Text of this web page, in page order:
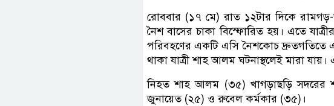
রোববার (১৭ মে) রাত ১২টার দিকে রামগড়-
নৈশ বাসের চাকা বিস্ফোরিত হয়। এতে
পরিবহণের একটি এসি নৈশকোচ দ্রুতগতিতে
থাকা যাত্রী শাহ আলম ঘটনাস্থলেই মারা
নিহত শাহ আলম (৩৫) খাগড়াছড়ি সদরের
জুনায়েত (২৫) ও রুবেল কর্মকার (৩৫)।